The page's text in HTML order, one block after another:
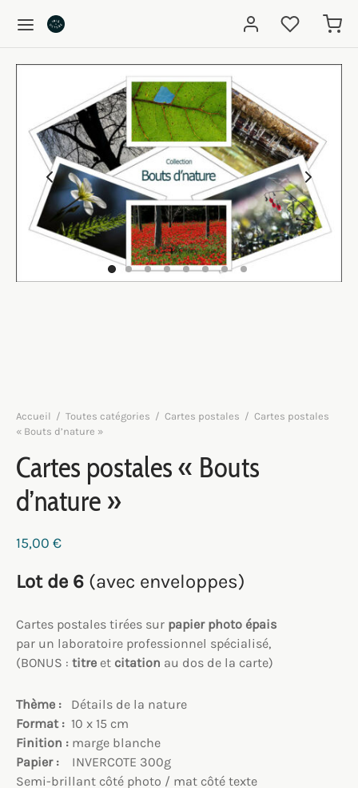
Accueil / Toutes catégories / Cartes postales / Cartes postales
« Bouts d’nature »
Cartes postales « Bouts
d’nature »
15,00 €
Lot de 6 (avec enveloppes)
Cartes postales tirées sur papier photo épais
par un laboratoire professionnel spécialisé,
(BONUS : titre et citation au dos de la carte)
Thème : Détails de la nature
Format : 10 x 15 cm
Finition : marge blanche
Papier : INVERCOTE 300g
Semi-brillant côté photo / mat côté texte